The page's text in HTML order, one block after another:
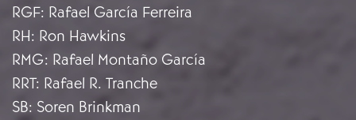
RGF: Rafael García Ferreira
RH: Ron Hawkins
RMG: Rafael Montaño García
RRT: Rafael R. Tranche
SB: Soren Brinkman